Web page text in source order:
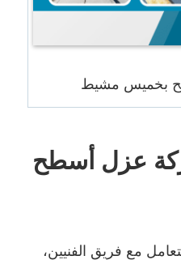
بخميس مشيط
عزل أسطح
مع فريق الفنيين،